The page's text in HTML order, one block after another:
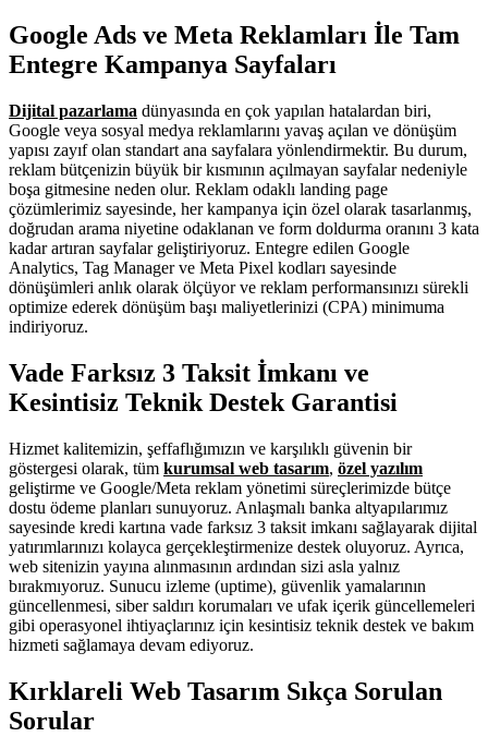
Google Ads ve Meta Reklamları İle Tam
Entegre Kampanya Sayfaları
Dijital pazarlama dünyasında en çok yapılan hatalardan biri,
Google veya sosyal medya reklamlarını yavaş açılan ve dönüşüm
yapısı zayıf olan standart ana sayfalara yönlendirmektir. Bu durum,
reklam bütçenizin büyük bir kısmının açılmayan sayfalar nedeniyle
boşa gitmesine neden olur. Reklam odaklı landing page
çözümlerimiz sayesinde, her kampanya için özel olarak tasarlanmış,
doğrudan arama niyetine odaklanan ve form doldurma oranını 3 kata
kadar artıran sayfalar geliştiriyoruz. Entegre edilen Google
Analytics, Tag Manager ve Meta Pixel kodları sayesinde
dönüşümleri anlık olarak ölçüyor ve reklam performansınızı sürekli
optimize ederek dönüşüm başı maliyetlerinizi (CPA) minimuma
indiriyoruz.
Vade Farksız 3 Taksit İmkanı ve
Kesintisiz Teknik Destek Garantisi
Hizmet kalitemizin, şeffaflığımızın ve karşılıklı güvenin bir
göstergesi olarak, tüm kurumsal web tasarım, özel yazılım
geliştirme ve Google/Meta reklam yönetimi süreçlerimizde bütçe
dostu ödeme planları sunuyoruz. Anlaşmalı banka altyapılarımız
sayesinde kredi kartına vade farksız 3 taksit imkanı sağlayarak dijital
yatırımlarınızı kolayca gerçekleştirmenize destek oluyoruz. Ayrıca,
web sitenizin yayına alınmasının ardından sizi asla yalnız
bırakmıyoruz. Sunucu izleme (uptime), güvenlik yamalarının
güncellenmesi, siber saldırı korumaları ve ufak içerik güncellemeleri
gibi operasyonel ihtiyaçlarınız için kesintisiz teknik destek ve bakım
hizmeti sağlamaya devam ediyoruz.
Kırklareli Web Tasarım Sıkça Sorulan
Sorular